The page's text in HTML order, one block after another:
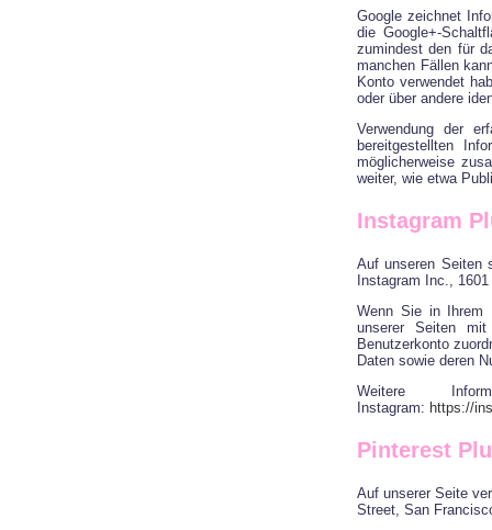
Google zeichnet
die Google+-
zumindest den für
manchen Fällen
Konto verwendet
oder über andere
Verwendung der
bereitgestellten
möglicherweise
weiter, wie etwa
Instagram
Auf unseren Seiten
Instagram Inc.,
Wenn Sie in Ihrem
unserer Seiten
Benutzerkonto
Daten sowie deren
Weitere
Instagram: https://
Pinterest
Auf unserer Seite
Street, San